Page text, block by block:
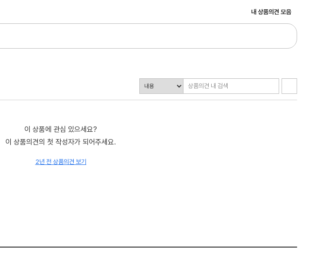
내 상품의견 모음
이 상품에 관심 있으세요?
이 상품의견의 첫 작성자가 되어주세요.
2년 전 상품의견 보기